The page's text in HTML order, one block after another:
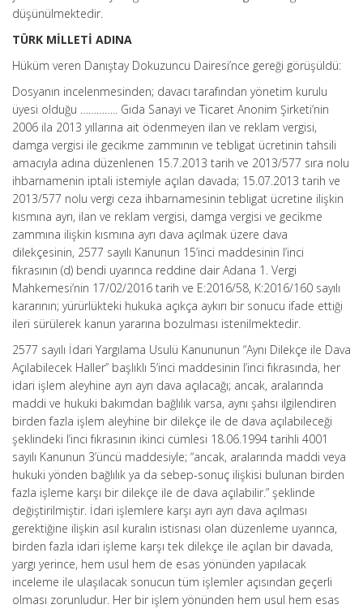
düşünülmektedir.
TÜRK MİLLETİ ADINA
Hüküm veren Danıştay Dokuzuncu Dairesi’nce gereği görüşüldü:
Dosyanın incelenmesinden; davacı tarafından yönetim kurulu
üyesi olduğu ………….. Gıda Sanayi ve Ticaret Anonim Şirketi’nin
2006 ila 2013 yıllarına ait ödenmeyen ilan ve reklam vergisi,
damga vergisi ile gecikme zammının ve tebligat ücretinin tahsili
amacıyla adına düzenlenen 15.7.2013 tarih ve 2013/577 sıra nolu
ihbarnamenin iptali istemiyle açılan davada; 15.07.2013 tarih ve
2013/577 nolu vergi ceza ihbarnamesinin tebligat ücretine ilişkin
kısmına ayrı, ilan ve reklam vergisi, damga vergisi ve gecikme
zammına ilişkin kısmına ayrı dava açılmak üzere dava
dilekçesinin, 2577 sayılı Kanunun 15’inci maddesinin l’inci
fıkrasının (d) bendi uyarınca reddine dair Adana 1. Vergi
Mahkemesi’nin 17/02/2016 tarih ve E:2016/58, K:2016/160 sayılı
kararının; yürürlükteki hukuka açıkça aykırı bir sonucu ifade ettiği
ileri sürülerek kanun yararına bozulması istenilmektedir.
2577 sayılı İdari Yargılama Usulü Kanununun “Aynı Dilekçe ile Dava
Açılabilecek Haller” başlıklı 5’inci maddesinin l’inci fıkrasında, her
idari işlem aleyhine ayrı ayrı dava açılacağı; ancak, aralarında
maddi ve hukuki bakımdan bağlılık varsa, aynı şahsı ilgilendiren
birden fazla işlem aleyhine bir dilekçe ile de dava açılabileceği
şeklindeki l’inci fıkrasının ikinci cümlesi 18.06.1994 tarihli 4001
sayılı Kanunun 3’üncü maddesiyle; “ancak, aralarında maddi veya
hukuki yönden bağlılık ya da sebep-sonuç ilişkisi bulunan birden
fazla işleme karşı bir dilekçe ile de dava açılabilir.” şeklinde
değiştirilmiştir. İdari işlemlere karşı ayrı ayrı dava açılması
gerektiğine ilişkin asıl kuralın istisnası olan düzenleme uyarınca,
birden fazla idari işleme karşı tek dilekçe ile açılan bir davada,
yargı yerince, hem usul hem de esas yönünden yapılacak
inceleme ile ulaşılacak sonucun tüm işlemler açısından geçerli
olması zorunludur. Her bir işlem yönünden hem usul hem esas